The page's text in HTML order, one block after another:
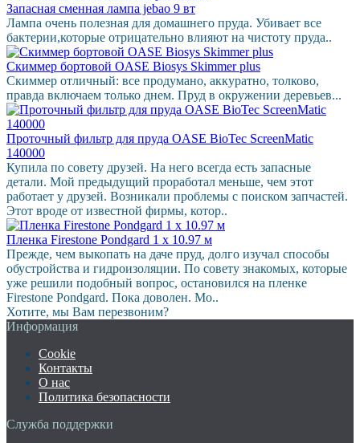
Запасная сменная лампа jebao 9 вт
Лампа очень полезная для домашнего пруда. Убивает все
бактерии,которые отрицательно влияют на чистоту пруда..
Скиммер бортовой OASE Biosys Skimmer plus
Скиммер отличный: все продумано, аккуратно, толково,
правда включаем только днем. Пруд в окружении деревьев...
Проточный фильтр для пруда OASE BioTec ScreenMatic
140000
Купила по совету друзей. На него всегда есть запасные
детали. Мой предыдущий проработал меньше, чем этот
работает у друзей. Возникали проблемы с поиском запчастей.
Этот вроде от известной фирмы, котор..
Пленка Firestone Pondgard 1 х 10.97 м
Прежде, чем выкопать на даче пруд, долго изучал способы
обустройства и гидроизоляции. По совету знакомых, которые
уже решили подобный вопрос, остановился на пленке
Firestone Pondgard. Пока доволен. Мо..
Хотите, мы Вам перезвоним?
Информация
Cookie
Контакты
О нас
Политика безопасности
Служба поддержки